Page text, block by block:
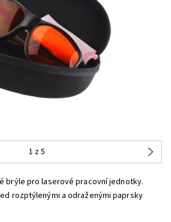
1 z 5
brýle pro laserové pracovní jednotky.
rozptýlenými a odraženými paprsky